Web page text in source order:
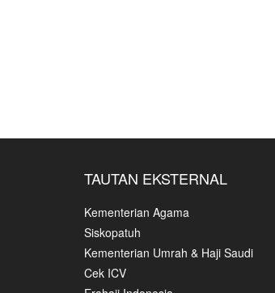
TAUTAN EKSTERNAL
Kementerian Agama
Siskopatuh
Kementerian Umrah & Haji Saudi
Cek ICV